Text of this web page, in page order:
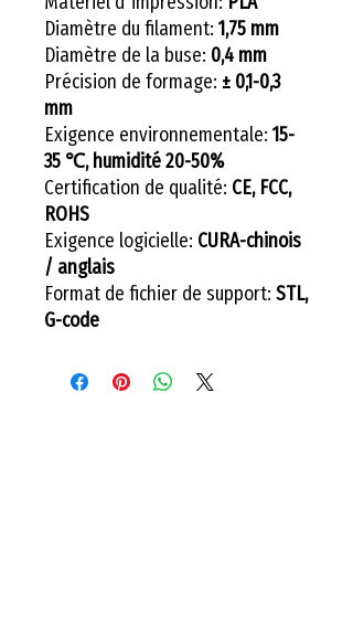
Diamètre du filament: 1,75 mm
Diamètre de la buse: 0,4 mm
Précision de formage: ± 0,1-0,3
mm
Exigence environnementale: 15-
35 ℃, humidité 20-50%
Certification de qualité: CE, FCC,
ROHS
Exigence logicielle: CURA-chinois
/ anglais
Format de fichier de support: STL,
G-code